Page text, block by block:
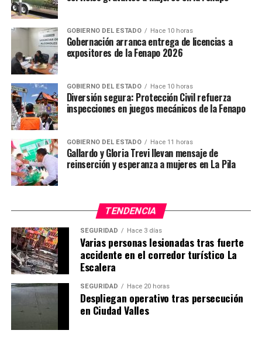
caso de emergencia localizar puntos de seguridad
aledaños.
TEMAS RELACIONADOS
YA VIENE
Emiten alerta por consumo de alimentos
ultraprocesados
NO TE PIERDAS
En alerta Protección Civil de Veracruz por fuertes
vientos
GOBIERNO DEL ESTADO Hace 10 horas
Gobernación arranca entrega de licencias a
expositores de la Fenapo 2026
GOBIERNO DEL ESTADO Hace 10 horas
Diversión segura: Protección Civil refuerza
inspecciones en juegos mecánicos de la Fenapo
GOBIERNO DEL ESTADO Hace 11 horas
Gallardo y Gloria Trevi llevan mensaje de
reinserción y esperanza a mujeres en La Pila
TENDENCIA
SEGURIDAD Hace 3 días
Varias personas lesionadas tras fuerte
accidente en el corredor turístico La
Escalera
SEGURIDAD Hace 20 horas
Despliegan operativo tras persecución
en Ciudad Valles